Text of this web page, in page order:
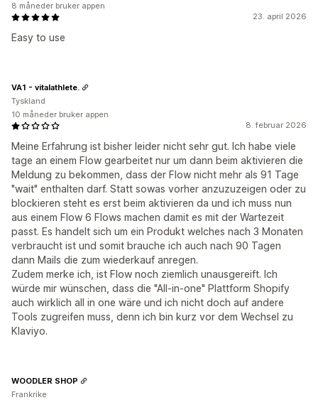
23. april 2026
Easy to use
8 måneder bruker appen
8. februar 2026
Meine Erfahrung ist bisher leider nicht sehr gut. Ich habe viele
tage an einem Flow gearbeitet nur um dann beim aktivieren die
Meldung zu bekommen, dass der Flow nicht mehr als 91 Tage
"wait" enthalten darf. Statt sowas vorher anzuzuzeigen oder zu
blockieren steht es erst beim aktivieren da und ich muss nun
aus einem Flow 6 Flows machen damit es mit der Wartezeit
passt. Es handelt sich um ein Produkt welches nach 3 Monaten
verbraucht ist und somit brauche ich auch nach 90 Tagen
dann Mails die zum wiederkauf anregen.
Zudem merke ich, ist Flow noch ziemlich unausgereift. Ich
würde mir wünschen, dass die "All-in-one" Plattform Shopify
auch wirklich all in one wäre und ich nicht doch auf andere
Tools zugreifen muss, denn ich bin kurz vor dem Wechsel zu
Klaviyo.
VA1 - vitalathlete.
Tyskland
10 måneder bruker appen
WOODLER SHOP
Frankrike